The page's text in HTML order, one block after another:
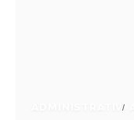
ADMINISTRATIV